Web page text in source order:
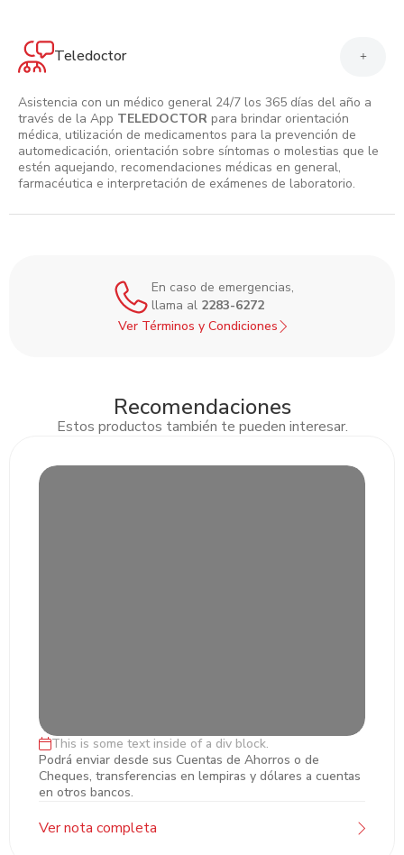
Teledoctor +
Asistencia con un médico general 24/7 los 365 días del año a
través de la App TELEDOCTOR para brindar orientación
médica, utilización de medicamentos para la prevención de
automedicación, orientación sobre síntomas o molestias que le
estén aquejando, recomendaciones médicas en general,
farmacéutica e interpretación de exámenes de laboratorio.
En caso de emergencias,
llama al 2283-6272
Ver Términos y Condiciones
Recomendaciones
Estos productos también te pueden interesar.
Transferencias ACH y LBTR
This is some text inside of a div block.
Podrá enviar desde sus Cuentas de Ahorros o de
Cheques, transferencias en lempiras y dólares a cuentas
en otros bancos.
Ver nota completa